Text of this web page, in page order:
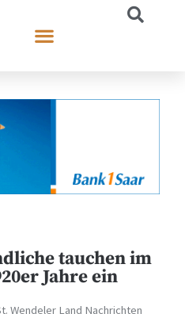
tauchen im
Jahre ein
Wendeler Land Nachrichten